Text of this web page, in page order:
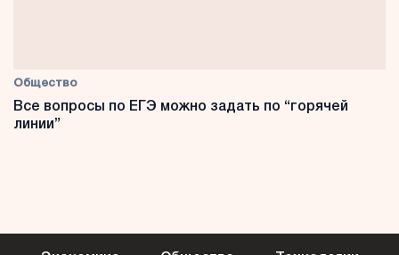
Общество
Все вопросы по ЕГЭ можно задать по “горячей
линии”